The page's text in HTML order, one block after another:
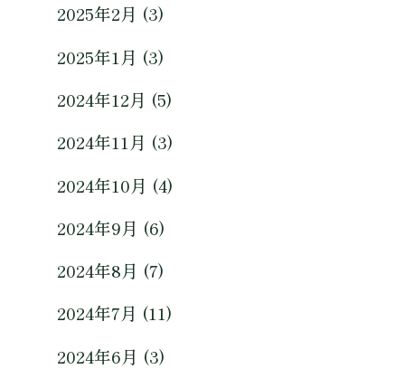
2025年2月 (3)
2025年1月 (3)
2024年12月 (5)
2024年11月 (3)
2024年10月 (4)
2024年9月 (6)
2024年8月 (7)
2024年7月 (11)
2024年6月 (3)